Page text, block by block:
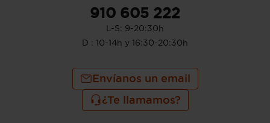
910 605 222
L-S: 9-20:30h
D : 10-14h y 16:30-20:30h
Envíanos un email
¿Te llamamos?